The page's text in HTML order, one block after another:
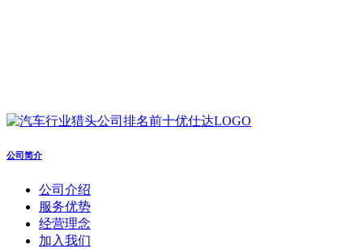
公司简介
公司介绍
服务优势
经营理念
加入我们